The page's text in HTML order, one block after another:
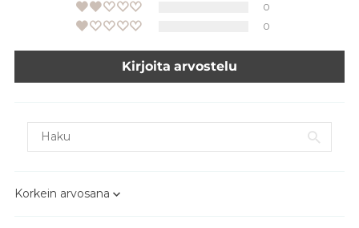
0
0
Kirjoita arvostelu
Sort by